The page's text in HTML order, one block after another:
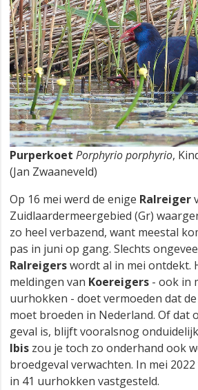
Purperkoet Porphyrio porphyrio,
(Jan Zwaaneveld)
Op 16 mei werd de enige Ralreiger
Zuidlaardermeergebied (Gr)
zo heel verbazend, want meestal
pas in juni op gang. Slechts
Ralreigerswordt al in mei ontdekt.
meldingen van Koereigers - ook in
uurhokken - doet vermoeden dat
moet broeden in Nederland. Of dat
geval is, blijft vooralsnog
Ibis zou je toch zo onderhand ook
broedgeval verwachten. In mei
in 41 uurhokken vastgesteld.